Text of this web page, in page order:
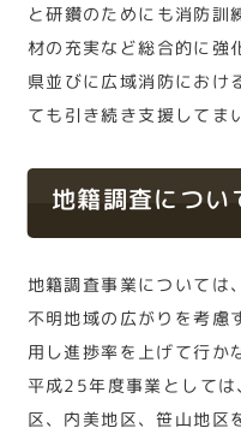
と研鑽のためにも消防訓
材の充実など総合的に強
県並びに広域消防におけ
ても引き続き支援してま
地籍調査につい
地籍調査事業については
不明地域の広がりを考慮
用し進捗率を上げて行か
平成25年度事業として
区、内美地区、笹山地区